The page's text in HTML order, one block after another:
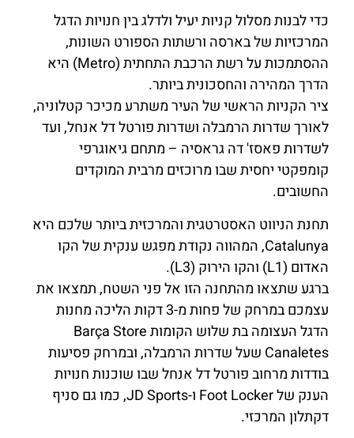
כדי לבנות מסלול קניות יעיל ולדלג בין חנויות הדגל
המרכזיות של בארסה ורשתות הספורט השונות,
ההסתמכות על רשת הרכבת התחתית (Metro) היא
הדרך המהירה והחסכונית ביותר.
ציר הקניות הראשי של העיר משתרע מכיכר קטלוניה,
לאורך שדרות הרמבלה ושדרות פורטל דל אנחל, ועד
לשדרות פאסז' דה גראסיה – מתחם גיאוגרפי
קומפקטי יחסית שבו מרוכזים מרבית המוקדים
החשובים.
תחנת הניווט האסטרטגית והמרכזית ביותר שלכם היא
Catalunya, המהווה נקודת מפגש ענקית של הקו
האדום (L1) והקו הירוק (L3).
ברגע שתצאו מהתחנה הזו אל פני השטח, תמצאו את
עצמכם במרחק של פחות מ-3 דקות הליכה מחנות
הדגל העצומה בת שלוש הקומות Barça Store
Canaletes שעל שדרות הרמבלה, ובמרחק פסיעות
בודדות מרחוב פורטל דל אנחל שבו שוכנות חנויות
הענק של Foot Locker ו-JD Sports, כמו גם סניף
דקתלון המרכזי.